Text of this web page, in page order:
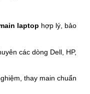
laptop hợp lý, bảo
các dòng Dell, HP,
thay main chuẩn